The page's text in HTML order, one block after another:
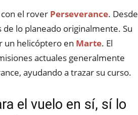
el rover Perseverance. Desde
lo planeado originalmente. Su
un helicóptero en Marte. El
actuales generalmente
ayudando a trazar su curso.
el vuelo en sí, sí lo